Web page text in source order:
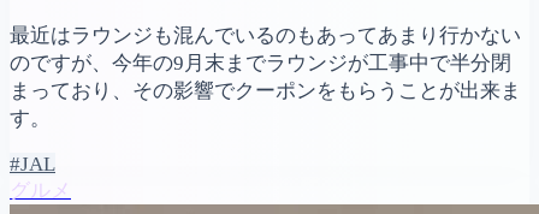
最近はラウンジも混んでいるのもあってあまり行かない
のですが、今年の9月末までラウンジが工事中で半分閉
まっており、その影響でクーポンをもらうことが出来ま
す。
#JAL
グルメ